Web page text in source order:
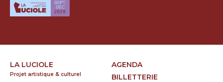
LA LUCIOLE
Projet artistique & culturel
AGENDA
BILLETTERIE